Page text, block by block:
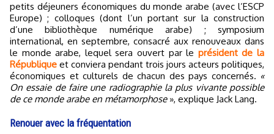
petits déjeuners économiques du monde arabe (avec l’ESCP
Europe) ; colloques (dont l’un portant sur la construction
d’une bibliothèque numérique arabe) ; symposium
international, en septembre, consacré aux renouveaux dans
le monde arabe, lequel sera ouvert par le président de la
République et conviera pendant trois jours acteurs politiques,
économiques et culturels de chacun des pays concernés. «
On essaie de faire une radiographie la plus vivante possible
de ce monde arabe en métamorphose », explique Jack Lang.
Renouer avec la fréquentation